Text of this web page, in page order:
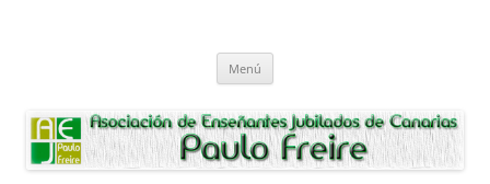
Paulo Freire
Menú